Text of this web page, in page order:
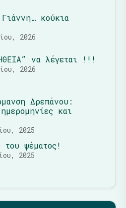
κούκια
2026
να λέγεται !!!
2026
Δρεπάνου:
και
2025
του ψέματος!
2025